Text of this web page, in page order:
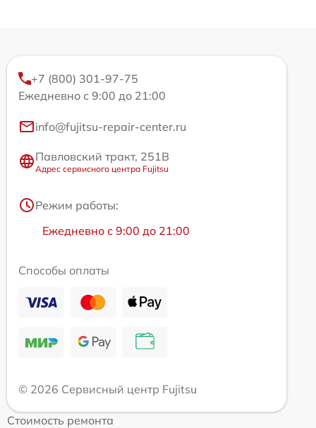
+7 (800) 301-97-75
Ежедневно с 9:00 до 21:00
info@fujitsu-repair-center.ru
Павловский тракт, 251В
Адрес сервисного центра Fujitsu
Режим работы:
Ежедневно с 9:00 до 21:00
Способы оплаты
© 2026 Сервисный центр Fujitsu
Стоимость ремонта